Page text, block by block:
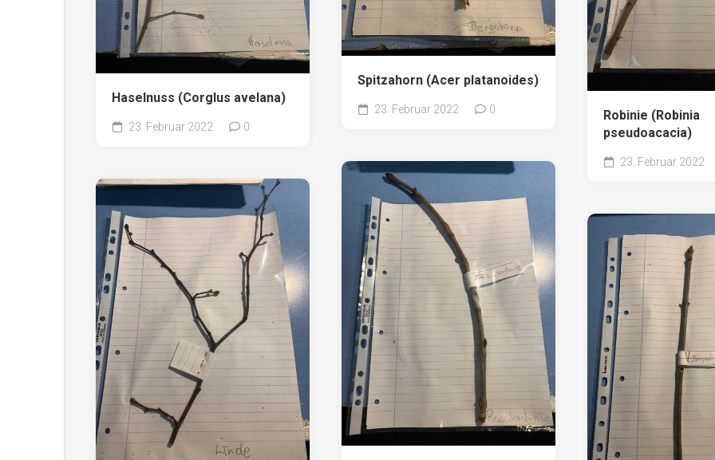
Spitzahorn (Acer platanoides)
23. Februar 2022 0
Haselnuss (Corglus avelana)
23. Februar 2022 0
Robinie (Robinia
pseudoacacia)
23. Februar 2022